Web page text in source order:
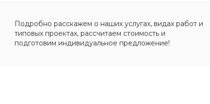
Подробно расскажем о наших услугах, видах работ и
типовых проектах, рассчитаем стоимость и
подготовим индивидуальное предложение!